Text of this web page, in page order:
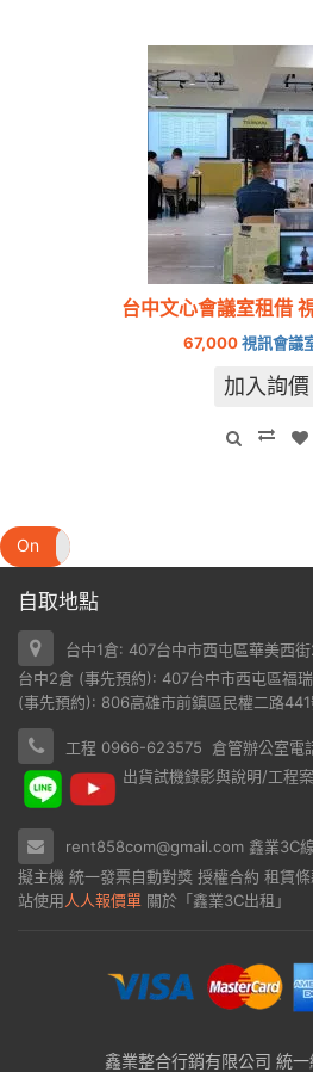
台中文心會議室租借
67,000視訊會議
加入詢價
On
自取地點
台中1倉: 407台中市西屯區華美西
台中2倉 (事先預約): 407台中市西屯區福
(事先預約): 806高雄市前鎮區民權二路
工程 0966-623575 倉管辦公室
出貨試機錄影與說明/工程
rent858com@gmail.com 鑫業3C
擬主機 統一發票自動對獎 授權合約 租賃
站使用人人報價單 關於「鑫業3C出租」
鑫業整合行銷有限公司 統